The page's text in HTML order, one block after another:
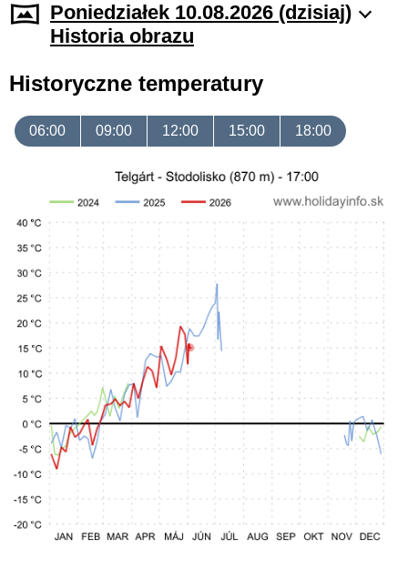
Poniedziałek 10.08.2026 (dzisiaj)
Historia obrazu
Historyczne temperatury
06:00 09:00 12:00 15:00 18:00